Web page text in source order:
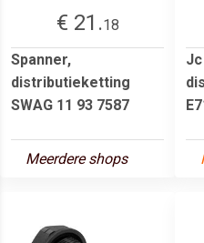
€ 21.18
Spanner,
distributieketting
SWAG 11 93 7587
Meerdere shops